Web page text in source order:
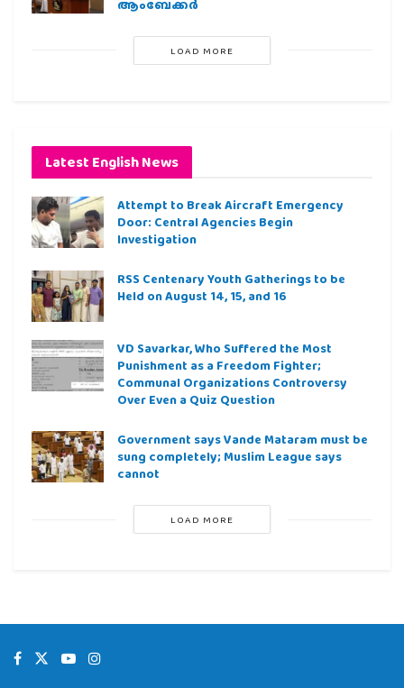
ആംബേക്കർ
LOAD MORE
Latest English News
Attempt to Break Aircraft Emergency
Door: Central Agencies Begin
Investigation
RSS Centenary Youth Gatherings to be
Held on August 14, 15, and 16
VD Savarkar, Who Suffered the Most
Punishment as a Freedom Fighter;
Communal Organizations Controversy
Over Even a Quiz Question
Government says Vande Mataram must be
sung completely; Muslim League says
cannot
LOAD MORE